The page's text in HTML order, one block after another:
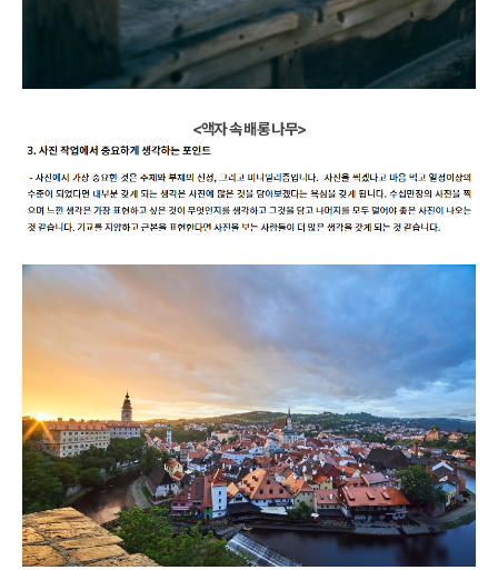
<액자 속 배롱 나무>